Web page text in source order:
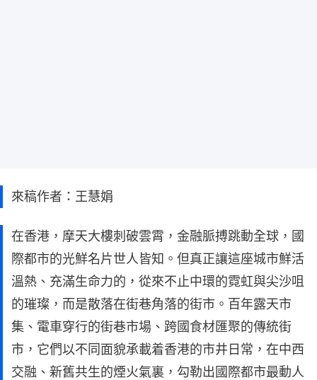
來稿作者：王慧娟
在香港，摩天大樓刺破雲霄，金融脈搏跳動全球，國
際都市的光鮮名片世人皆知。但真正讓這座城市鮮活
溫熱、充滿生命力的，從來不止中環的霓虹與尖沙咀
的璀璨，而是散落在街巷角落的街市。百年露天市
集、電車穿行的街巷市場、跨國食材匯聚的傳統街
市，它們以不同面貌承載着香港的市井日常，在中西
交融、新舊共生的煙火氣裏，勾勒出國際都市最動人